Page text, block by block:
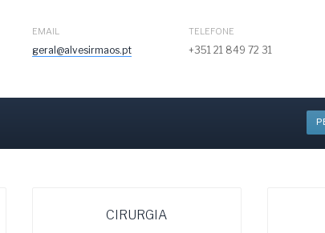
EMAIL
geral@alvesirmaos.pt
TELEFONE
+351 21 849 72 31
CIRURGIA